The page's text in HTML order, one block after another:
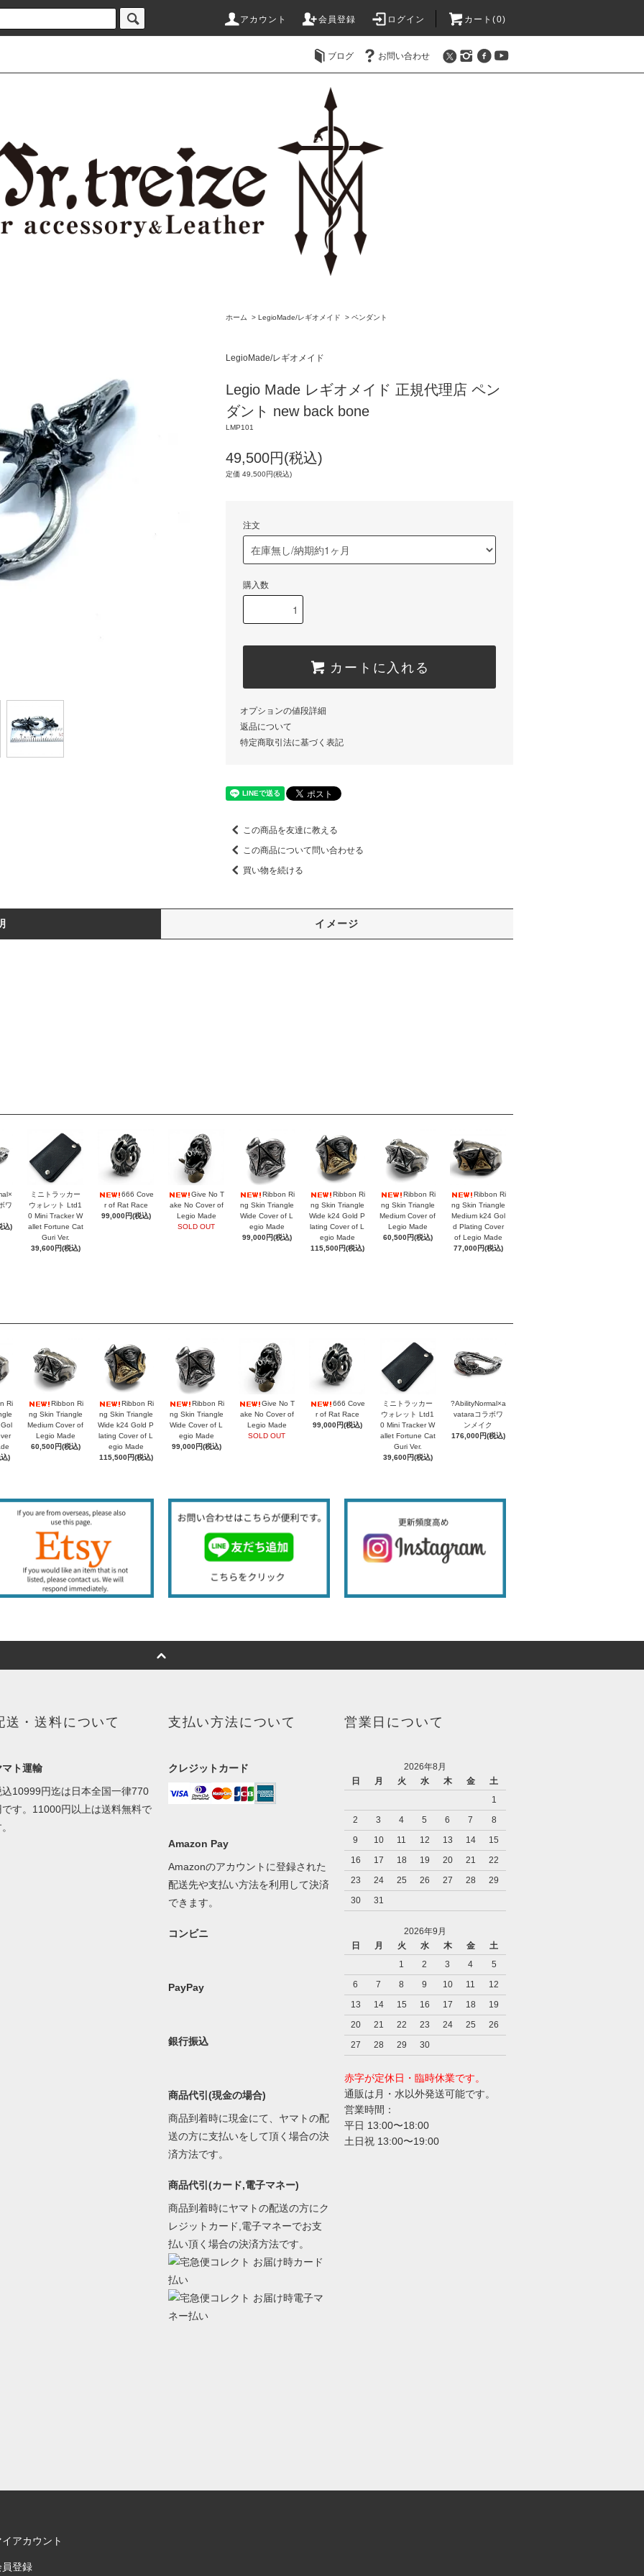
アカウント 会員登録 ログイン カート(0)
ブログ お問い合わせ
ホーム > LegioMade/レギオメイド > ペンダント
LegioMade/レギオメイド
Legio Made レギオメイド 正規代理店 ペン
ダント new back bone
LMP101
49,500円(税込)
定価 49,500円(税込)
注文
購入数
カートに入れる
オプションの値段詳細
返品について
特定商取引法に基づく表記
この商品を友達に教える
この商品について問い合わせる
買い物を続ける
イメージ
ワ
込)
ミニトラッカー
ウォレット Ltd1
0 Mini Tracker W
allet Fortune Cat
Guri Ver.
39,600円(税込)
666 Cove
r of Rat Race
99,000円(税込)
Give No T
ake No Cover of
Legio Made
SOLD OUT
Ribbon Ri
ng Skin Triangle
Wide Cover of L
egio Made
99,000円(税込)
Ribbon Ri
ng Skin Triangle
Wide k24 Gold P
lating Cover of L
egio Made
115,500円(税込)
Ribbon Ri
ng Skin Triangle
Medium Cover of
Legio Made
60,500円(税込)
Ribbon Ri
ng Skin Triangle
Medium k24 Gol
d Plating Cover
of Legio Made
77,000円(税込)
Ri
)
Ribbon Ri
ng Skin Triangle
Medium Cover of
Legio Made
60,500円(税込)
Ribbon Ri
ng Skin Triangle
Wide k24 Gold P
lating Cover of L
egio Made
115,500円(税込)
Ribbon Ri
ng Skin Triangle
Wide Cover of L
egio Made
99,000円(税込)
Give No T
ake No Cover of
Legio Made
SOLD OUT
666 Cove
r of Rat Race
99,000円(税込)
ミニトラッカー
ウォレット Ltd1
0 Mini Tracker W
allet Fortune Cat
Guri Ver.
39,600円(税込)
?AbilityNormal×a
vataraコラボワ
ンメイク
176,000円(税込)
送・送料について
マト運輸
込10999円迄は日本全国一律770
です。11000円以上は送料無料で
支払い方法について
クレジットカード
Amazon Pay
Amazonのアカウントに登録された
配送先や支払い方法を利用して決済
できます。
コンビニ
PayPay
銀行振込
商品代引(現金の場合)
商品到着時に現金にて、ヤマトの配
送の方に支払いをして頂く場合の決
済方法です。
商品代引(カード,電子マネー)
商品到着時にヤマトの配送の方にク
レジットカード,電子マネーでお支
払い頂く場合の決済方法です。
営業日について
2026年8月
日
月 火 水 木 金
土
1
2
3 4 5 6 7
8
9
10 11 12 13 14
15
16
17 18 19 20 21
22
23
24 25 26 27 28
29
30
31
2026年9月
日
月 火 水 木 金
土
1
2 3 4
5
6
7 8 9 10 11
12
13
14 15 16 17 18
19
20
21 22 23 24 25
26
27
28 29 30
赤字が定休日・臨時休業です。
通販は月・水以外発送可能です。
営業時間：
平日 13:00〜18:00
土日祝 13:00〜19:00
アカウント
員登録